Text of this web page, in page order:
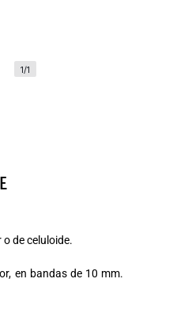
1/1
de celuloide.
en bandas de 10 mm.